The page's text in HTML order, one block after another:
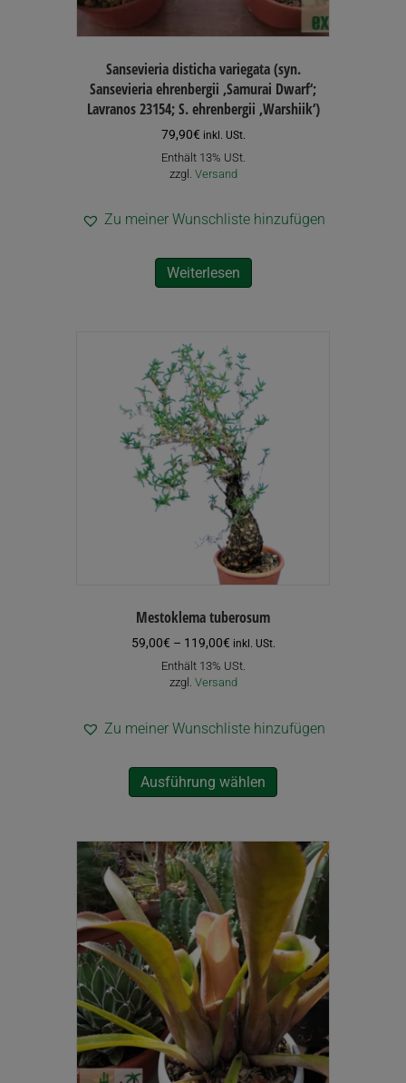
Sansevieria disticha variegata (syn.
Sansevieria ehrenbergii ‚Samurai Dwarf‘;
Lavranos 23154; S. ehrenbergii ‚Warshiik‘)
79,90€ inkl. USt.
Enthält 13% USt.
zzgl. Versand
Zu meiner Wunschliste hinzufügen
Weiterlesen
Mestoklema tuberosum
59,00€ – 119,00€Preisspanne:
59,00€
bis
inkl. USt.
Enthält 13% USt.
zzgl. Versand
Zu meiner Wunschliste hinzufügen
Ausführung wählen
Varianten
Optionen
können
auf
der
Produktseite
gewählt
werden